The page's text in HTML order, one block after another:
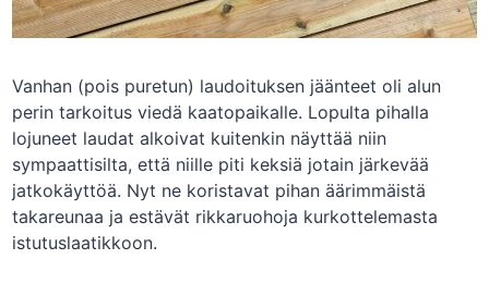
Vanhan (pois puretun) laudoituksen jäänteet oli alun
perin tarkoitus viedä kaatopaikalle. Lopulta pihalla
lojuneet laudat alkoivat kuitenkin näyttää niin
sympaattisilta, että niille piti keksiä jotain järkevää
jatkokäyttöä. Nyt ne koristavat pihan äärimmäistä
takareunaa ja estävät rikkaruohoja kurkottelemasta
istutuslaatikkoon.